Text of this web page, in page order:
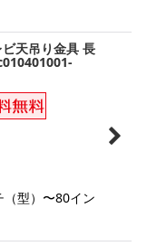
ビ天吊り金具 長
型）〜80イン